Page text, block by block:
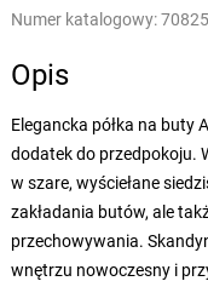
Numer katalogowy:
Opis
Elegancka półka na buty
dodatek do przedpokoju.
w szare, wyściełane
zakładania butów, ale
przechowywania.
wnętrzu nowoczesny i